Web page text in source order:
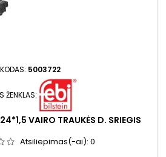
KODAS: 5003722
ŽENKLAS:
VAIRO TRAUKĖS D. SRIEGIS
Atsiliepimas(-ai): 0